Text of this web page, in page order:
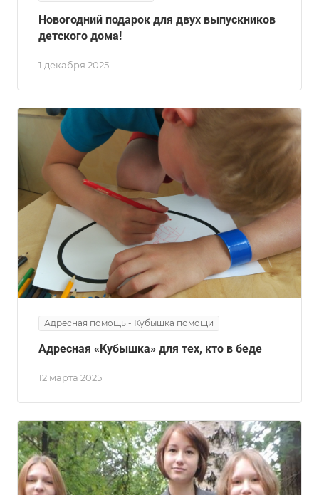
1 декабря 2025
Новогодний подарок для двух выпускников
детского дома!
Адресная помощь - Кубышка помощи
12 марта 2025
Адресная «Кубышка» для тех, кто в беде